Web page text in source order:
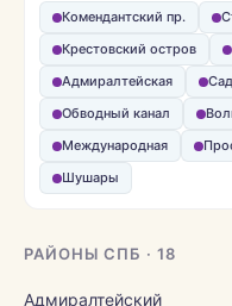
Комендантский пр.
Крестовский остров
Адмиралтейская
Обводный канал
Международная
Шушары
РАЙОНЫ СПБ · 18
Адмиралтейский